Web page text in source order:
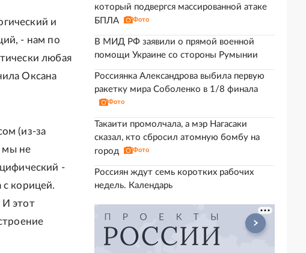
и
- нам по
любая
Оксана
(из-за
мы не
-
с корицей.
И этот
который подвергся массированной атаке
БПЛА
Фото
В МИД РФ заявили о прямой военной
помощи Украине со стороны Румынии
Россиянка Александрова выбила первую
ракетку мира Соболенко в 1/8 финала
Фото
Такаити промолчала, а мэр Нагасаки
сказал, кто сбросил атомную бомбу на
город
Фото
Россиян ждут семь коротких рабочих
недель. Календарь